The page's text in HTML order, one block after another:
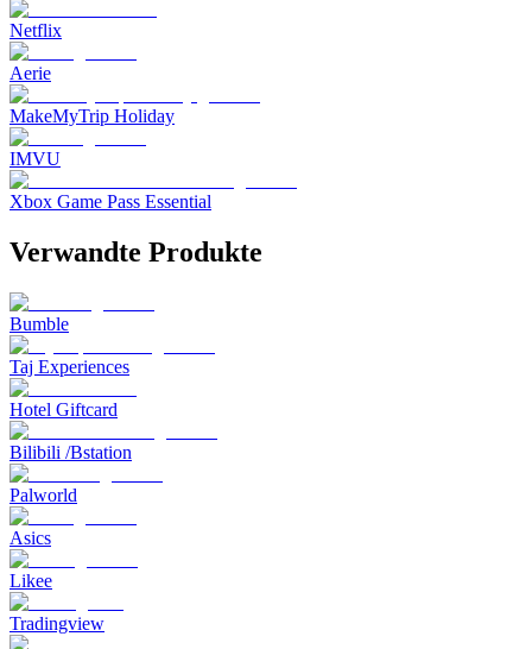
Netflix
Aerie
MakeMyTrip Holiday
IMVU
Xbox Game Pass Essential
Verwandte Produkte
Bumble
Taj Experiences
Hotel Giftcard
Bilibili /Bstation
Palworld
Asics
Likee
Tradingview